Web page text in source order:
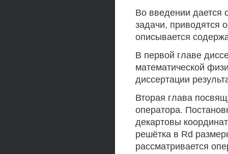
Во введении дается
задачи, приводятся
описывается
В первой главе
математической
диссертации
Вторая глава
оператора.
декартовы
решётка в Rd
рассматривается